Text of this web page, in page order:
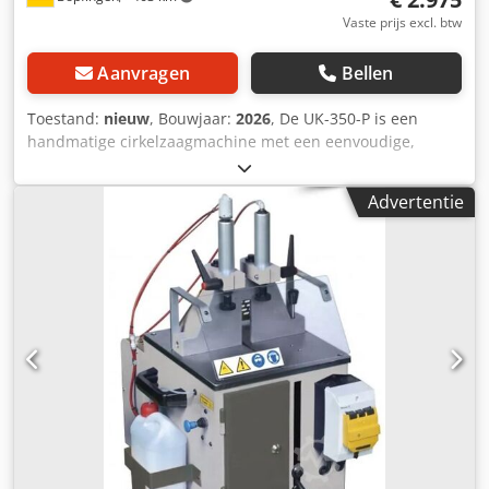
productie-/demonstratiehal te bekijken. Aarzel niet om
Vaste prijs excl. btw
Aanvragen Bellen
Toestand: nieuw, Bouwjaar: 2026, De UK-350-P is een
handmatige cirkelzaagmachine met een eenvoudige,
veilige bediening! Deze machine maakt dubbele
versteksnedes rechts en links tot 45° mogelijk. Het verstek
wordt ingesteld door aan de aanslagbek te draaien. De UK-
350-P heeft een compact ontwerp met een duidelijke
bediening. De zaagsnede wordt handmatig van onderaf in
het te bewerken materiaal gemaakt. Het materiaal wordt
pneumatisch vastgeklemd. Vaste beschermkap voor het
zaaggedeelte. Kenmerken - Aluminium precisiecirkelzaag -
Tweehandige veiligheidsbediening - Verstekverstelling
links 45º / 90º / rechts-45º graden - Max. zaaghoogte 125
mm - Zaagbladaanvoer handmatig instelbaar - incl. 2
pneumatische spanklemmen (verticaal) Dcodpfxogcbuwo
Ahqek - ideaal voor profielsnedes - incl.
onderhoudseenheid met drukregelaar - Ergonomisch
Advertentie